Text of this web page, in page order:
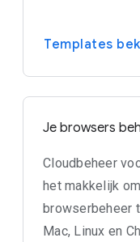
Templates
Je browsers
Cloudbeheer
het makkelijk
browserbeheer
Mac, Linux en